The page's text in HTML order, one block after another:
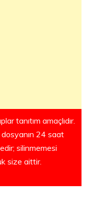
tanıtım amaçlıdır.
24 saat
silinmemesi
size aittir.